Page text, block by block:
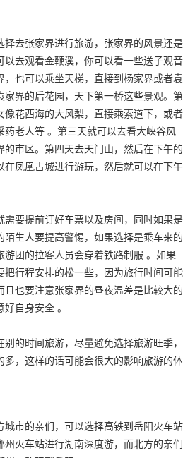
去张家界进行旅游，张家界的风景还是
去观看金鞭溪，你可以看一些送子观音
也可以乘坐天梯，直接到杨家界或者袁
界的后花园，天下第一桥这些景观。第
花西海的大风梨，直接乘索道下，或者
老人等 。第三天就可以去看大峡谷风
市区。第四天去天门山，然后在下午的
凤凰古城进行游玩，然后就可以在下午
要提前订好车票以及房间，同时如果是
陌生人要提高警惕，如果选择是乘车来的
团的拉客人员会穿着铁路制服 。如果
行程安排的松一些，因为旅行时间可能
也要注意张家界的昼夜温差是比较大的
自身安全 。
的时间旅游，尽量避免选择旅游旺季，
，这样的话可能会很大的影响旅游的体
市的亲们，可以选择高铁到岳阳火车站
火车站进行湖南深度游，而北方的亲们